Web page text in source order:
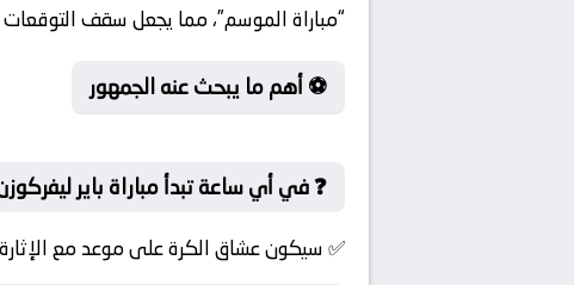
“مباراة الموسم”، مما يجعل سقف التوقعات
⚽ أهم ما يبحث عنه الجمهور
❓ في أي ساعة تبدأ مباراة باير
✅ سيكون عشاق الكرة على موعد مع الإثارة